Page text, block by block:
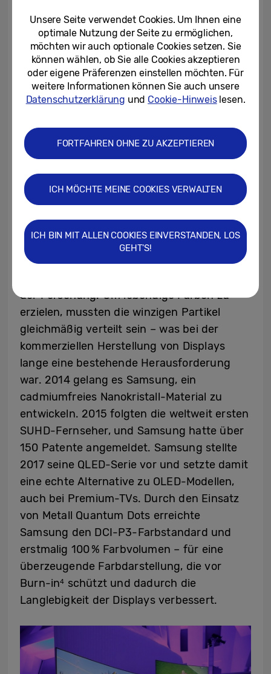
Samsung erkannte früh das Potenzial der
Quantum Dot Technologie, um den Display-
Markt maßgeblich mitzugestalten. Die
herausragenden Ergebnisse dieser
Forschung zeigen sich darin, dass Samsung
seit 10 Jahren die Liste der meistverkauften
QLED-TVs2anführt und das Unternehmen
besten QLEDs bei Stiftung Warentest
der Forschung. Um lebendige Farben zu
erzielen, mussten die winzigen Partikel
gleichmäßig verteilt sein – was bei der
kommerziellen Herstellung von Displays
lange eine bestehende Herausforderung
war. 2014 gelang es Samsung, ein
cadmiumfreies Nanokristall-Material zu
entwickeln. 2015 folgten die weltweit ersten
SUHD-Fernseher, und Samsung hatte über
150 Patente angemeldet. Samsung stellte
2017 seine QLED-Serie vor und setzte damit
eine echte Alternative zu OLED-Modellen,
auch bei Premium-TVs. Durch den Einsatz
von Metall Quantum Dots erreichte
Samsung den DCI-P3-Farbstandard und
erstmalig 100 % Farbvolumen – für eine
überzeugende Farbdarstellung, die vor
Burn-in4 schützt und dadurch die
Langlebigkeit der Displays verbessert.
Unsere Seite verwendet Cookies. Um Ihnen eine
optimale Nutzung der Seite zu ermöglichen,
möchten wir auch optionale Cookies setzen. Sie
können wählen, ob Sie alle Cookies akzeptieren
oder eigene Präferenzen einstellen möchten. Für
weitere Informationen können Sie auch unsere
Datenschutzerklärung und Cookie-Hinweislesen.
FORTFAHREN OHNE ZU AKZEPTIEREN
ICH MÖCHTE MEINE COOKIES VERWALTEN
ICH BIN MIT ALLEN COOKIES EINVERSTANDEN, LOS
GEHT'S!